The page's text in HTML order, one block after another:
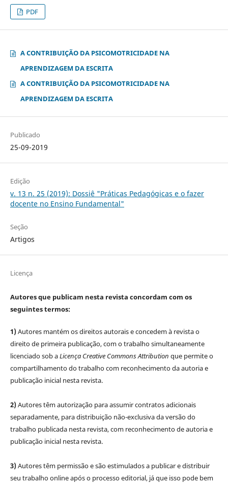
PDF
A CONTRIBUIÇÃO DA PSICOMOTRICIDADE NA
APRENDIZAGEM DA ESCRITA
A CONTRIBUIÇÃO DA PSICOMOTRICIDADE NA
APRENDIZAGEM DA ESCRITA
Publicado
25-09-2019
Edição
v. 13 n. 25 (2019): Dossiê "Práticas Pedagógicas e o fazer
docente no Ensino Fundamental"
Seção
Artigos
Licença
Autores que publicam nesta revista concordam com os
seguintes termos:
1)Autores mantém os direitos autorais e concedem à revista o
direito de primeira publicação, com o trabalho simultaneamente
licenciado sob aLicença Creative Commons Attribution que permite o
compartilhamento do trabalho com reconhecimento da autoria e
publicação inicial nesta revista.
2)Autores têm autorização para assumir contratos adicionais
separadamente, para distribuição não-exclusiva da versão do
trabalho publicada nesta revista, com reconhecimento de autoria e
publicação inicial nesta revista.
3)Autores têm permissão e são estimulados a publicar e distribuir
seu trabalho online após o processo editorial, já que isso pode bem